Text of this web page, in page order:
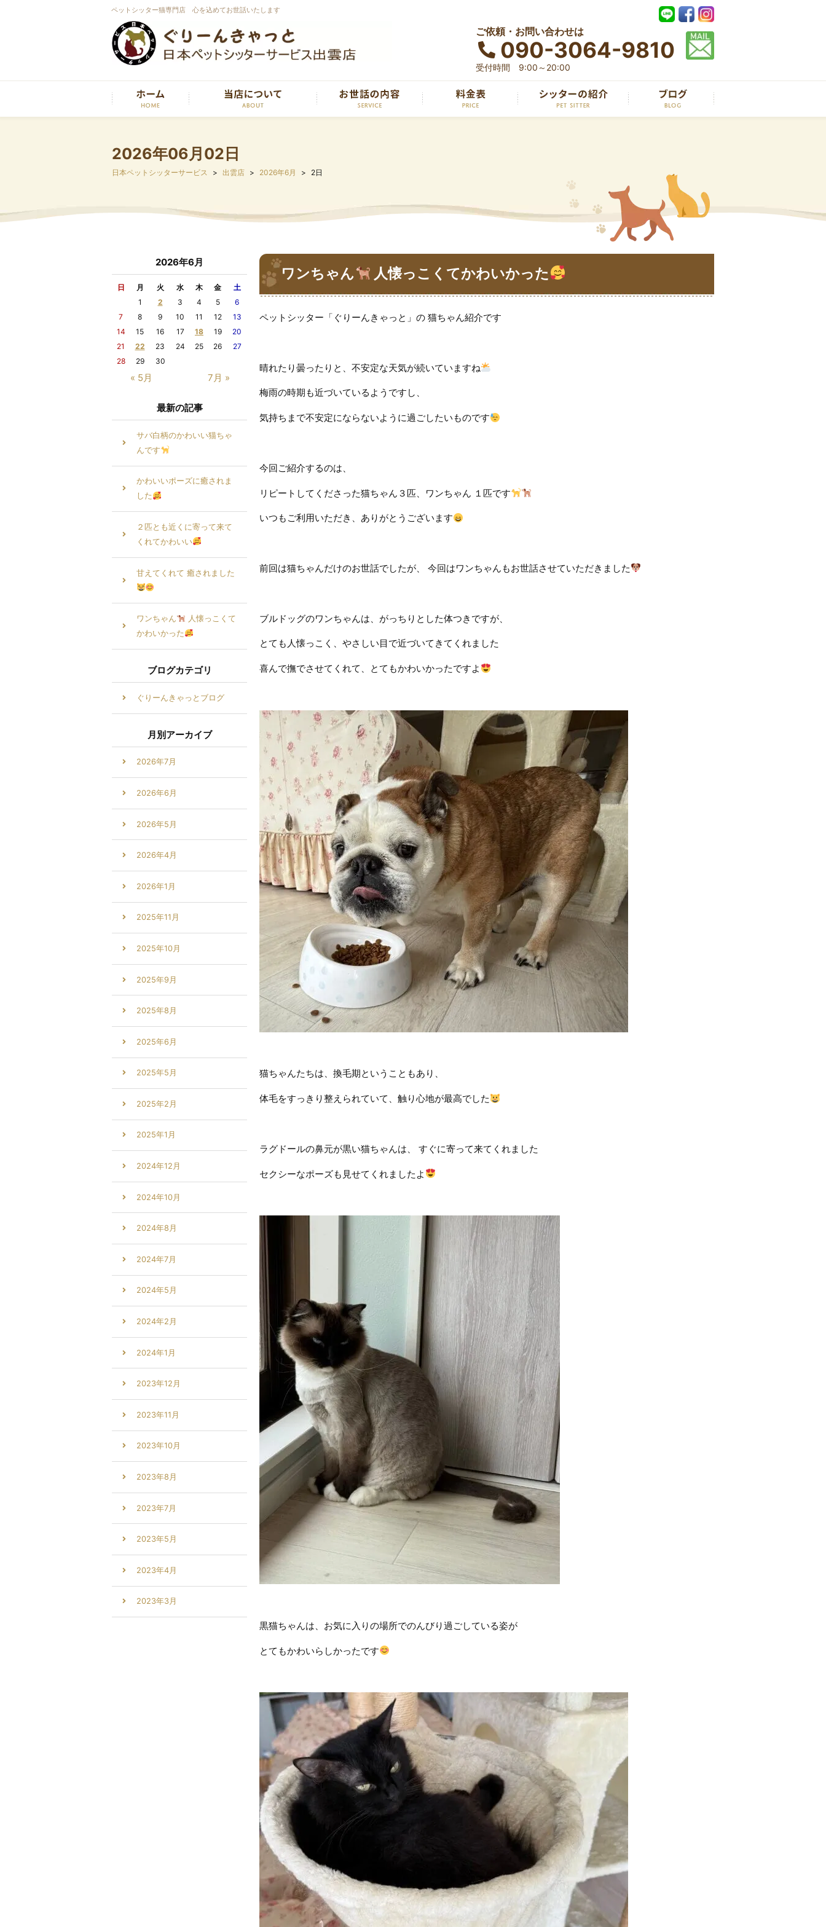
ペットシッター猫専門店 心を込めてお世話いたします
ご依頼・お問い合わせは
090-3064-9810
受付時間 9:00～20:00
2026年06月02日
日本ペットシッターサービス 出雲店 2026年6月 2日
ワンちゃん 人懐っこくてかわいかった
ペットシッター「ぐりーんきゃっと」の 猫ちゃん紹介です
晴れたり曇ったりと、不安定な天気が続いていますね
梅雨の時期も近づいているようですし、
気持ちまで不安定にならないように過ごしたいものです
今回ご紹介するのは、
リピートしてくださった猫ちゃん３匹、ワンちゃん １匹です
いつもご利用いただき、ありがとうございます
前回は猫ちゃんだけのお世話でしたが、 今回はワンちゃんもお世話させていただきました
ブルドッグのワンちゃんは、がっちりとした体つきですが、
とても人懐っこく、やさしい目で近づいてきてくれました
喜んで撫でさせてくれて、とてもかわいかったですよ
猫ちゃんたちは、換毛期ということもあり、
体毛をすっきり整えられていて、触り心地が最高でした
ラグドールの鼻元が黒い猫ちゃんは、 すぐに寄って来てくれました
セクシーなポーズも見せてくれましたよ
黒猫ちゃんは、お気に入りの場所でのんびり過ごしている姿が
とてもかわいらしかったです
2026年6月
日 月 火 水 木 金 土
« 5月 7月 »
1 2 3 4 5
6
7
8 9 10 11 12
13
14
15 16 17 18 19
20
21
22 23 24 25 26
27
28
29 30
最新の記事
サバ白柄のかわいい猫ちゃ
んです
かわいいポーズに癒されま
した
２匹とも近くに寄って来て
くれてかわいい
甘えてくれて 癒されました
ワンちゃん
人懐っこくて
かわいかった
ブログカテゴリ
ぐりーんきゃっとブログ
月別アーカイブ
2026年7月
2026年6月
2026年5月
2026年4月
2026年1月
2025年11月
2025年10月
2025年9月
2025年8月
2025年6月
2025年5月
2025年2月
2025年1月
2024年12月
2024年10月
2024年8月
2024年7月
2024年5月
2024年2月
2024年1月
2023年12月
2023年11月
2023年10月
2023年8月
2023年7月
2023年5月
2023年4月
2023年3月